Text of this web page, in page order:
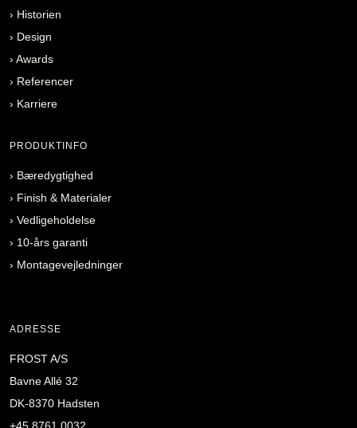
› Historien
› Design
› Awards
› Referencer
› Karriere
PRODUKTINFO
› Bæredygtighed
› Finish & Materialer
› Vedligeholdelse
› 10-års garanti
› Montagevejledninger
ADRESSE
FROST A/S
Bavne Allé 32
DK-8370 Hadsten